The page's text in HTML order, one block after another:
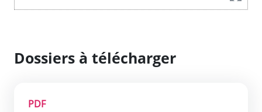
Dossiers à télécharger
PDF